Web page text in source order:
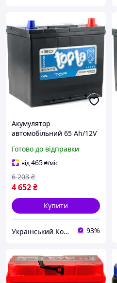
Акумулятор
автомобільний 65 Ah/12V
koshik (41-339-85)
Готово до відправки
від465₴/міс
4 652₴
6 203 ₴
Купити
Український Кошик 93%